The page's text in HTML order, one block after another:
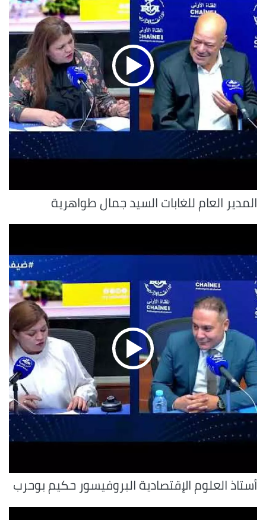
المدير العام للغابات السيد جمال طواهرية
أستاذ العلوم الإقتصادية البروفيسور حكيم بوحرب